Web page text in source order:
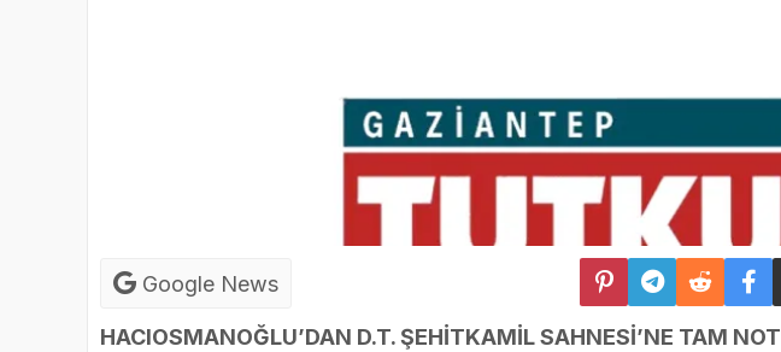
Google News
HACIOSMANOĞLU’DAN D.T. ŞEHİTKAMİL SAHNESİ’NE TAM NOT